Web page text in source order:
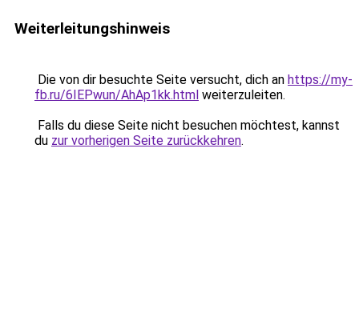
Weiterleitungshinweis
Die von dir besuchte Seite versucht, dich an https://my-
fb.ru/6IEPwun/AhAp1kk.html weiterzuleiten.
Falls du diese Seite nicht besuchen möchtest, kannst
du zur vorherigen Seite zurückkehren.